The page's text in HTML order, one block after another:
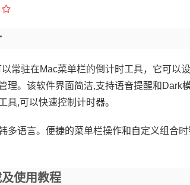
常驻在Mac菜单栏的倒计时工具，它可以
理。该软件界面简洁,支持语音提醒和Dark
具,可以快速控制计时器。
多语言。便捷的菜单栏操作和自定义组合
使用教程